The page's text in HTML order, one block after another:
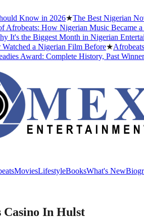
Know in 2026★The Best Nigerian Novels
How Nigerian Music Became a
Biggest Month in Nigerian
a Nigerian Film Before★Afrobeats
Award: Complete History, Past Winners
MoviesLifestyleBooksWhat's New
Casino In Hulst